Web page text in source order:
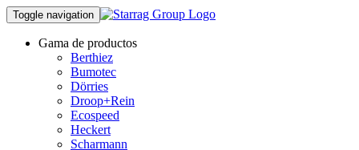
Toggle navigation
Gama de productos
Berthiez
Bumotec
Dörries
Droop+Rein
Ecospeed
Heckert
Scharmann